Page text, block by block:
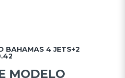
BAHAMAS 4 JETS+2
MODELO